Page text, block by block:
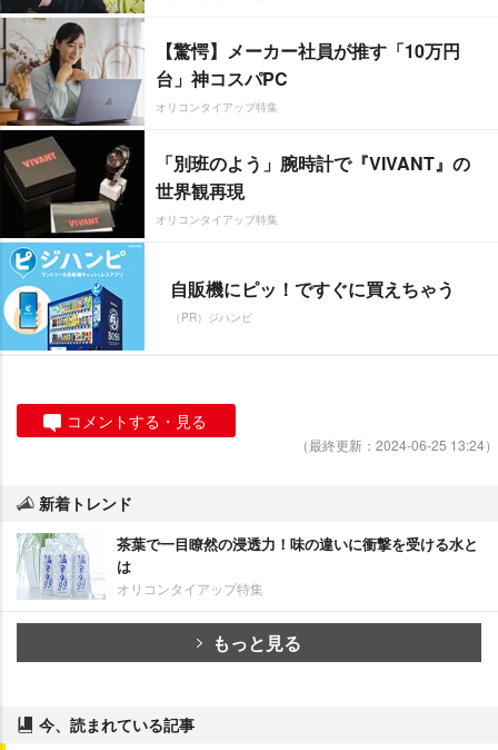
【驚愕】メーカー社員が推す「10万円
台」神コスパPC
オリコンタイアップ特集
「別班のよう」腕時計で『VIVANT』の
世界観再現
オリコンタイアップ特集
自販機にピッ！ですぐに買えちゃう
（PR）ジハンピ
コメントする・見る
（最終更新：2024-06-25 13:24）
新着トレンド
茶葉で一目瞭然の浸透力！味の違いに衝撃を受ける水と
は
オリコンタイアップ特集
もっと見る
今、読まれている記事